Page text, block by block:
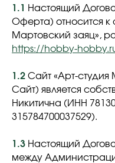
1.1
Настоящий
Оферта) относится к
Мартовский заяц»,
https://hobby-
1.2 Сайт «Арт-студия
Сайт) является
Никитична (ИНН
315784700037529).
1.3 Настоящий
между